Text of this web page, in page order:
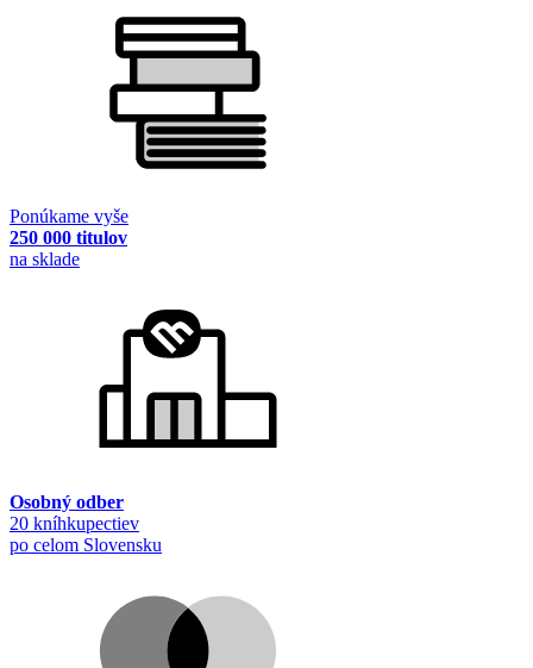
Ponúkame vyše
250 000 titulov
na sklade
Osobný odber
20 kníhkupectiev
po celom Slovensku